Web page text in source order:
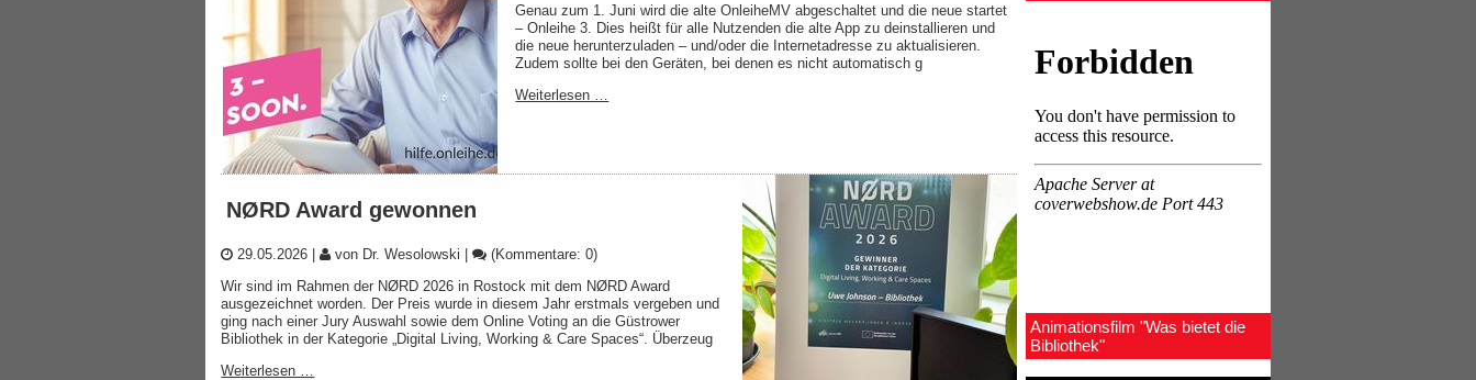
Animationsfilm "Was bietet die
Bibliothek"
Genau zum 1. Juni wird die alte OnleiheMV abgeschaltet und die neue startet
– Onleihe 3. Dies heißt für alle Nutzenden die alte App zu deinstallieren und
die neue herunterzuladen – und/oder die Internetadresse zu aktualisieren.
Zudem sollte bei den Geräten, bei denen es nicht automatisch g
Weiterlesen …
NØRD Award gewonnen
29.05.2026 | von Dr. Wesolowski |
(Kommentare: 0)
Wir sind im Rahmen der NØRD 2026 in Rostock mit dem NØRD Award
ausgezeichnet worden. Der Preis wurde in diesem Jahr erstmals vergeben und
ging nach einer Jury Auswahl sowie dem Online Voting an die Güstrower
Bibliothek in der Kategorie „Digital Living, Working & Care Spaces“. Überzeug
Weiterlesen …